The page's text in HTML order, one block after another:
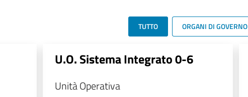
TUTTO ORGANI DI GOVERNO
U.O. Sistema Integrato 0-6
Unità Operativa